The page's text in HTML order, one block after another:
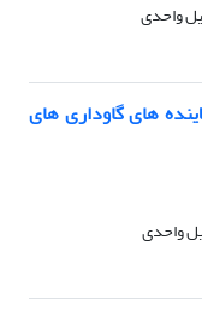
واحدی
های گاوداری های
واحدی